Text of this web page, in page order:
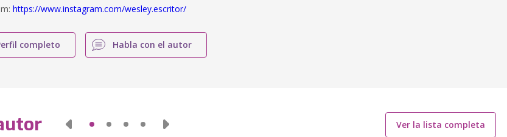
https://www.instagram.com/wesley.escritor/
completo Habla con el autor
Ver la lista completa